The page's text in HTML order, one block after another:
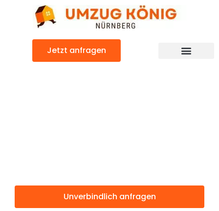
Jetzt anfragen
Unverbindlich anfragen